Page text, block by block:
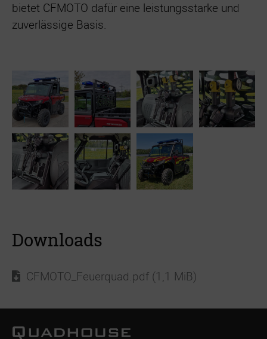
bietet CFMOTO dafür eine leistungsstarke und
zuverlässige Basis.
Downloads
CFMOTO_Feuerquad.pdf (1,1 MiB)